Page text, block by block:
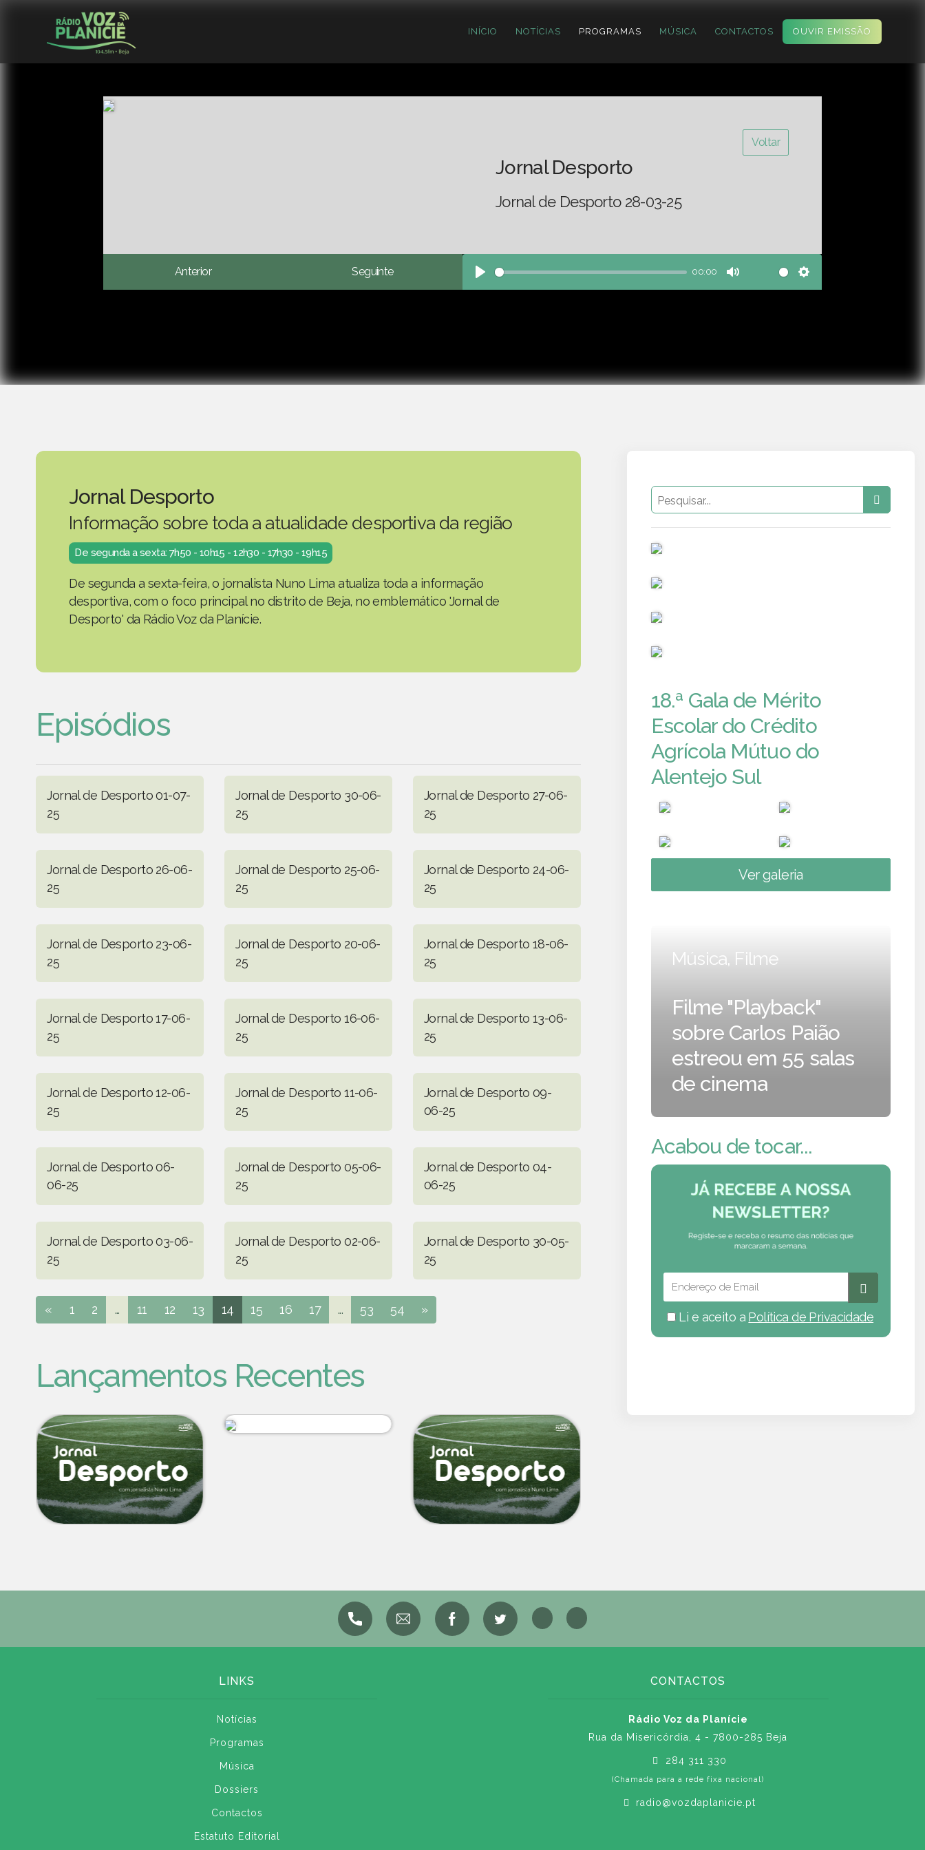
INÍCIO NOTÍCIAS PROGRAMAS MÚSICA CONTACTOS OUVIR EMISSÃO
Voltar
Jornal Desporto
Jornal de Desporto 28-03-25
Anterior Seguinte
Play
00:00
Mute Settings
Jornal Desporto
Informação sobre toda a atualidade desportiva da região
De segunda a sexta: 7h50 - 10h15 - 12h30 - 17h30 - 19h15
De segunda a sexta-feira, o jornalista Nuno Lima atualiza toda a informação
desportiva, com o foco principal no distrito de Beja, no emblemático 'Jornal de
Desporto' da Rádio Voz da Planície.
Episódios
Jornal de Desporto 01-07-
25
Jornal de Desporto 30-06-
25
Jornal de Desporto 27-06-
25
Jornal de Desporto 26-06-
25
Jornal de Desporto 25-06-
25
Jornal de Desporto 24-06-
25
Jornal de Desporto 23-06-
25
Jornal de Desporto 20-06-
25
Jornal de Desporto 18-06-
25
Jornal de Desporto 17-06-
25
Jornal de Desporto 16-06-
25
Jornal de Desporto 13-06-
25
Jornal de Desporto 12-06-
25
Jornal de Desporto 11-06-
25
Jornal de Desporto 09-
06-25
Jornal de Desporto 06-
06-25
Jornal de Desporto 05-06-
25
Jornal de Desporto 04-
06-25
Jornal de Desporto 03-06-
25
Jornal de Desporto 02-06-
25
Jornal de Desporto 30-05-
25
« 1 2 ... 11 12 13 14 15 16 17 ... 53 54 »
Lançamentos Recentes
18.ª Gala de Mérito
Escolar do Crédito
Agrícola Mútuo do
Alentejo Sul
Ver galeria
Música, Filme
Filme "Playback"
sobre Carlos Paião
estreou em 55 salas
de cinema
Acabou de tocar...
Li e aceito a Política de Privacidade
LINKS
Notícias
Programas
Música
Dossiers
Contactos
Estatuto Editorial
CONTACTOS
Rádio Voz da Planície
Rua da Misericórdia, 4 - 7800-285 Beja
284 311 330
(Chamada para a rede fixa nacional)
radio@vozdaplanicie.pt